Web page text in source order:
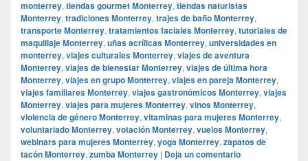
monterrey, tiendas gourmet Monterrey, tiendas naturistas
Monterrey, tradiciones Monterrey, trajes de baño Monterrey,
transporte Monterrey, tratamientos faciales Monterrey, tutoriales de
maquillaje Monterrey, uñas acrílicas Monterrey, universidades en
monterrey, viajes culturales Monterrey, viajes de aventura
Monterrey, viajes de bienestar Monterrey, viajes de última hora
Monterrey, viajes en grupo Monterrey, viajes en pareja Monterrey,
viajes familiares Monterrey, viajes gastronómicos Monterrey, viajes
Monterrey, viajes para mujeres Monterrey, vinos Monterrey,
violencia de género Monterrey, vitaminas para mujeres Monterrey,
voluntariado Monterrey, votación Monterrey, vuelos Monterrey,
webinars para mujeres Monterrey, yoga Monterrey, zapatos de
tacón Monterrey, zumba Monterrey | Deja un comentario